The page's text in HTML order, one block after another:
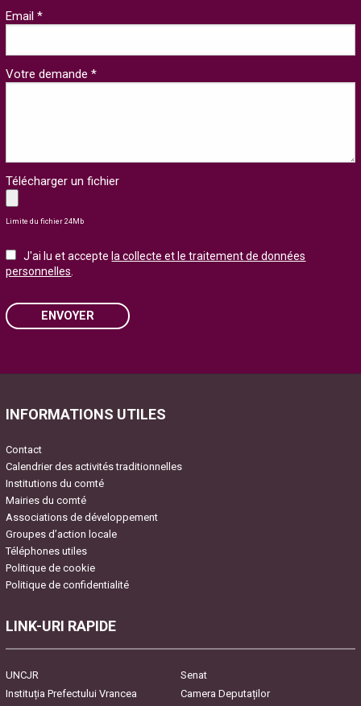
Email *
Votre demande *
Télécharger un fichier
Limite du fichier 24Mb
J'ai lu et accepte la collecte et le traitement de données
personnelles
ENVOYER
INFORMATIONS UTILES
Contact
Calendrier des activités traditionnelles
Institutions du comté
Mairies du comté
Associations de développement
Groupes d’action locale
Téléphones utiles
Politique de cookie
Politique de confidentialité
LINK-URI RAPIDE
UNCJR
Senat
Instituția Prefectului Vrancea
Camera Deputaților